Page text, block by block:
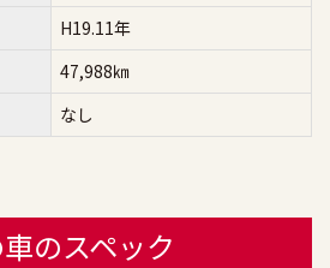
H19.11年
47,988㎞
なし
のスペック